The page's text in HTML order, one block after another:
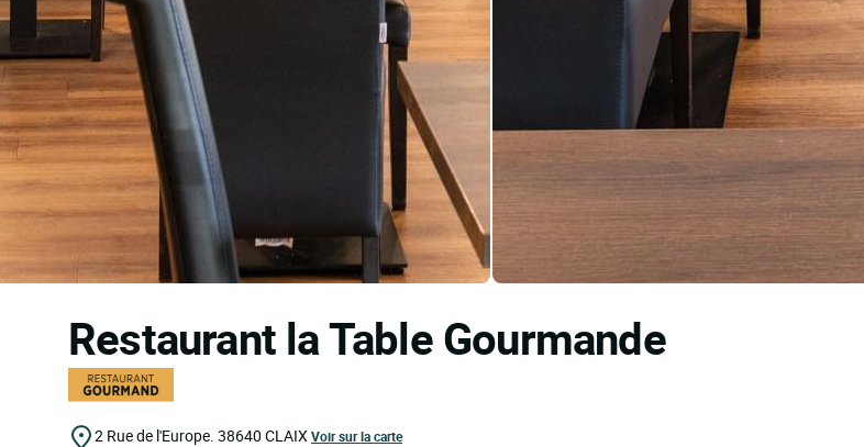
Restaurant la Table Gourmande
2 Rue de l'Europe. 38640 CLAIX Voir sur la carte